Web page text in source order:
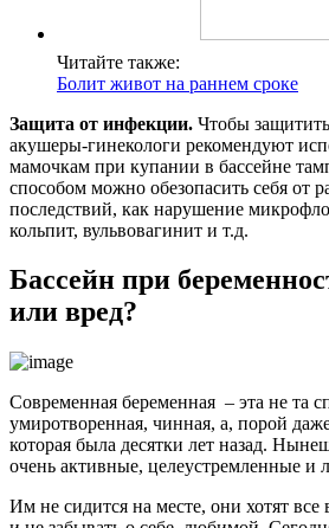
Читайте также:
Болит живот на раннем сроке
Защита от инфекции. Чтобы
акушеры-гинекологи рекомендуют
мамочкам при купании в бассейне
способом можно обезопасить себя от
последствий, как нарушение
кольпит, вульвовагинит и т.д.
Бассейн при
или вред?
Современная беременная – эта не та
умиротворенная, чинная, а, порой
которая была десятки лет назад.
очень активные, целеустремленные и
Им не сидится на месте, они хотят все